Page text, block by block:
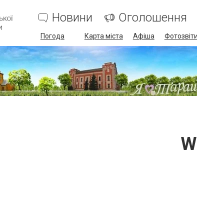
Новини Оголошення
Погода Карта міста Афіша Фотозвіти